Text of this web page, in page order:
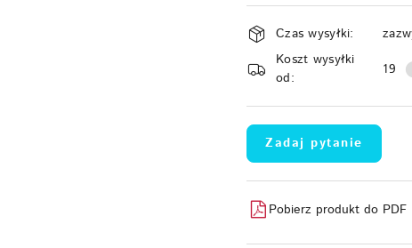
Dostępność
i
dostawa
Czas wysyłki:
Koszt wysyłki
od:
19
Zadaj pytanie
Pobierz produkt do PDF